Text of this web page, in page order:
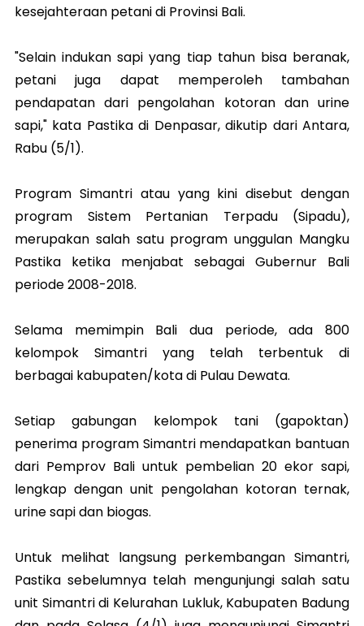
kesejahteraan petani di Provinsi Bali.
"Selain indukan sapi yang tiap tahun bisa beranak,
petani juga dapat memperoleh tambahan
pendapatan dari pengolahan kotoran dan urine
sapi," kata Pastika di Denpasar, dikutip dari Antara,
Rabu (5/1).
Program Simantri atau yang kini disebut dengan
program Sistem Pertanian Terpadu (Sipadu),
merupakan salah satu program unggulan Mangku
Pastika ketika menjabat sebagai Gubernur Bali
periode 2008-2018.
Selama memimpin Bali dua periode, ada 800
kelompok Simantri yang telah terbentuk di
berbagai kabupaten/kota di Pulau Dewata.
Setiap gabungan kelompok tani (gapoktan)
penerima program Simantri mendapatkan bantuan
dari Pemprov Bali untuk pembelian 20 ekor sapi,
lengkap dengan unit pengolahan kotoran ternak,
urine sapi dan biogas.
Untuk melihat langsung perkembangan Simantri,
Pastika sebelumnya telah mengunjungi salah satu
unit Simantri di Kelurahan Lukluk, Kabupaten Badung